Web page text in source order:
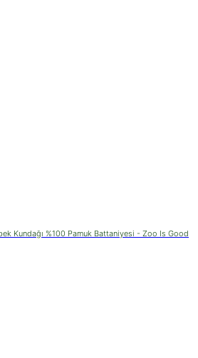
Kundağı %100 Pamuk Battaniyesi - Zoo Is Good